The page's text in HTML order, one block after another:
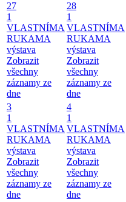
27
1
VLASTNÍMA
RUKAMA
výstava
Zobrazit
všechny
záznamy ze
dne
28
1
VLASTNÍMA
RUKAMA
výstava
Zobrazit
všechny
záznamy ze
dne
3
1
VLASTNÍMA
RUKAMA
výstava
Zobrazit
všechny
záznamy ze
dne
4
1
VLASTNÍMA
RUKAMA
výstava
Zobrazit
všechny
záznamy ze
dne